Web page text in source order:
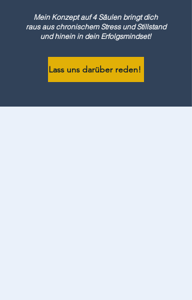
Mein Konzept auf 4 Säulen bringt dich
raus aus chronischem Stress und Stillstand
und hinein in dein Erfolgsmindset!
Lass uns darüber reden!